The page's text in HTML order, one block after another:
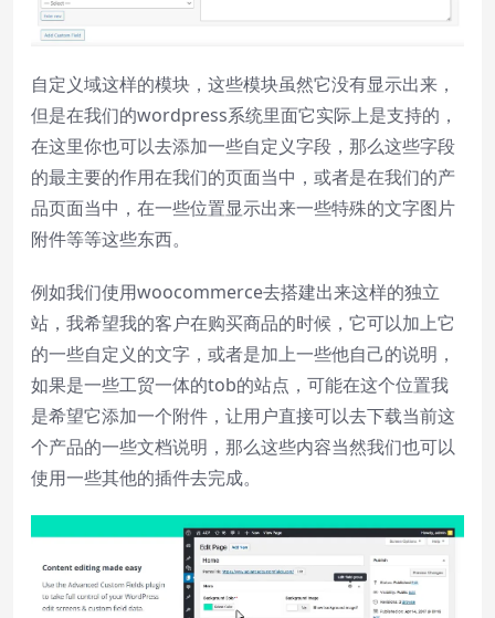
Picture-in-Picture
This is a modal window.
Beginning of dialog window. Escape will
cancel and close the window.
Text
Color
Transparency
Color
Transparency
Color
Transparency
Font Size
Text Edge Style
Font Family
自定义域这样的模块，这些模块虽然它没有显示出来，
但是在我们的wordpress系统里面它实际上是支持的，
在这里你也可以去添加一些自定义字段，那么这些字段
的最主要的作用在我们的页面当中，或者是在我们的产
品页面当中，在一些位置显示出来一些特殊的文字图片
附件等等这些东西。
例如我们使用woocommerce去搭建出来这样的独立
站，我希望我的客户在购买商品的时候，它可以加上它
的一些自定义的文字，或者是加上一些他自己的说明，
如果是一些工贸一体的tob的站点，可能在这个位置我
是希望它添加一个附件，让用户直接可以去下载当前这
个产品的一些文档说明，那么这些内容当然我们也可以
使用一些其他的插件去完成。